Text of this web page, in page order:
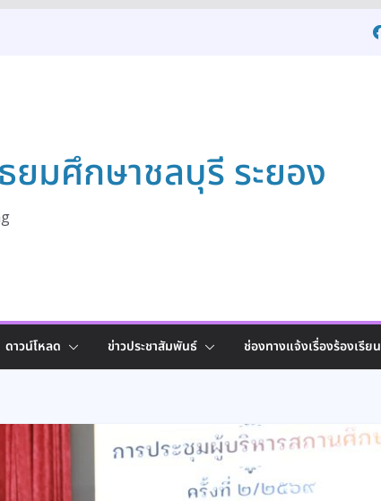
มศึกษาชลบุรี ระยอง
ดาวน์โหลด ข่าวประชาสัมพันธ์ ช่องทางแจ้งเรื่องร้องเรียน